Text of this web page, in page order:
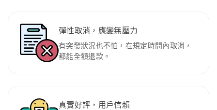
彈性取消，應變無壓力
有突發狀況也不怕，在規定時間內取消，
都能全額退款。
真實好評，用戶信賴